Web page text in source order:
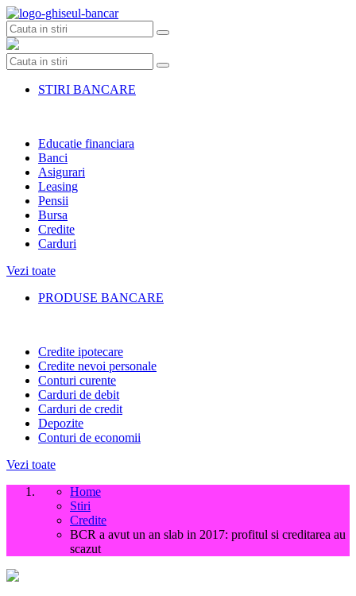
Skip
to
content
STIRI BANCARE
Educatie financiara
Banci
Asigurari
Leasing
Pensii
Bursa
Credite
Carduri
Vezi toate
PRODUSE BANCARE
Credite ipotecare
Credite nevoi personale
Conturi curente
Carduri de debit
Carduri de credit
Depozite
Conturi de economii
Vezi toate
Home
Stiri
Credite
BCR a avut un an slab in 2017: profitul si creditarea au
scazut